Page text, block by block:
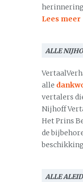
Lees meer
ALLE
alle
vertalers
Nijhoff
Het Prins
de
ALLE